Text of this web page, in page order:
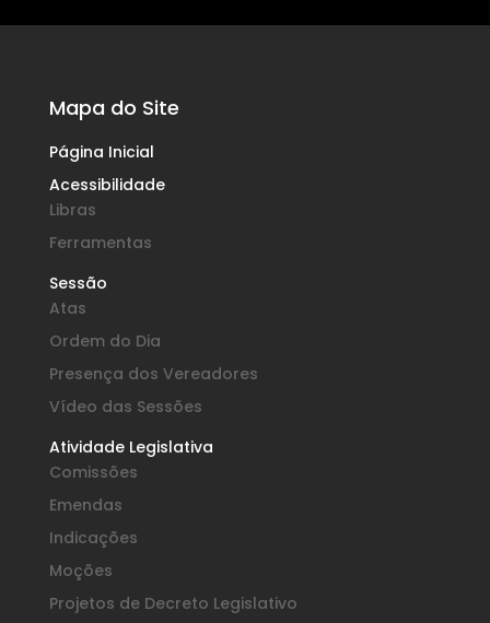
Mapa do Site
Página Inicial
Acessibilidade
Libras
Ferramentas
Sessão
Atas
Ordem do Dia
Presença dos Vereadores
Vídeo das Sessões
Atividade Legislativa
Comissões
Emendas
Indicações
Moções
Projetos de Decreto Legislativo